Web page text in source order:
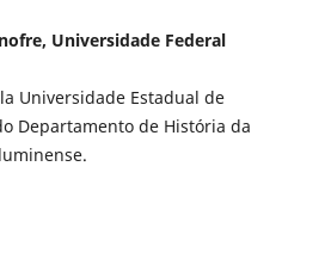
Universidade Federal
Universidade Estadual de
Departamento de História da